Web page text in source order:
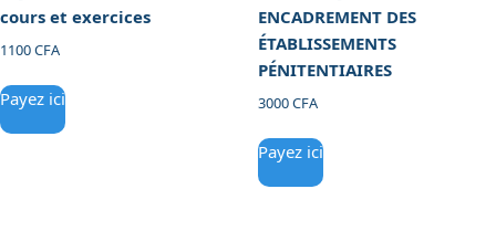
cours et exercices
1100CFA
Payez ici
ENCADREMENT DES
ÉTABLISSEMENTS
PÉNITENTIAIRES
3000CFA
Payez ici